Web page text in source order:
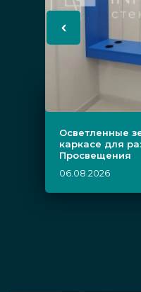
Осветленные
каркасе для
Просвещения
06.08.2026